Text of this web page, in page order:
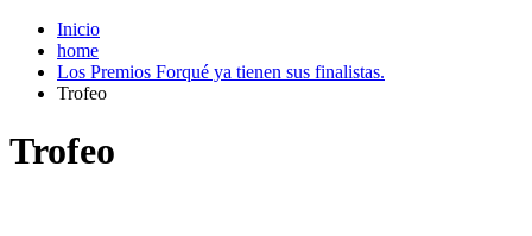
Inicio
home
Los Premios Forqué ya tienen sus finalistas.
Trofeo
Trofeo